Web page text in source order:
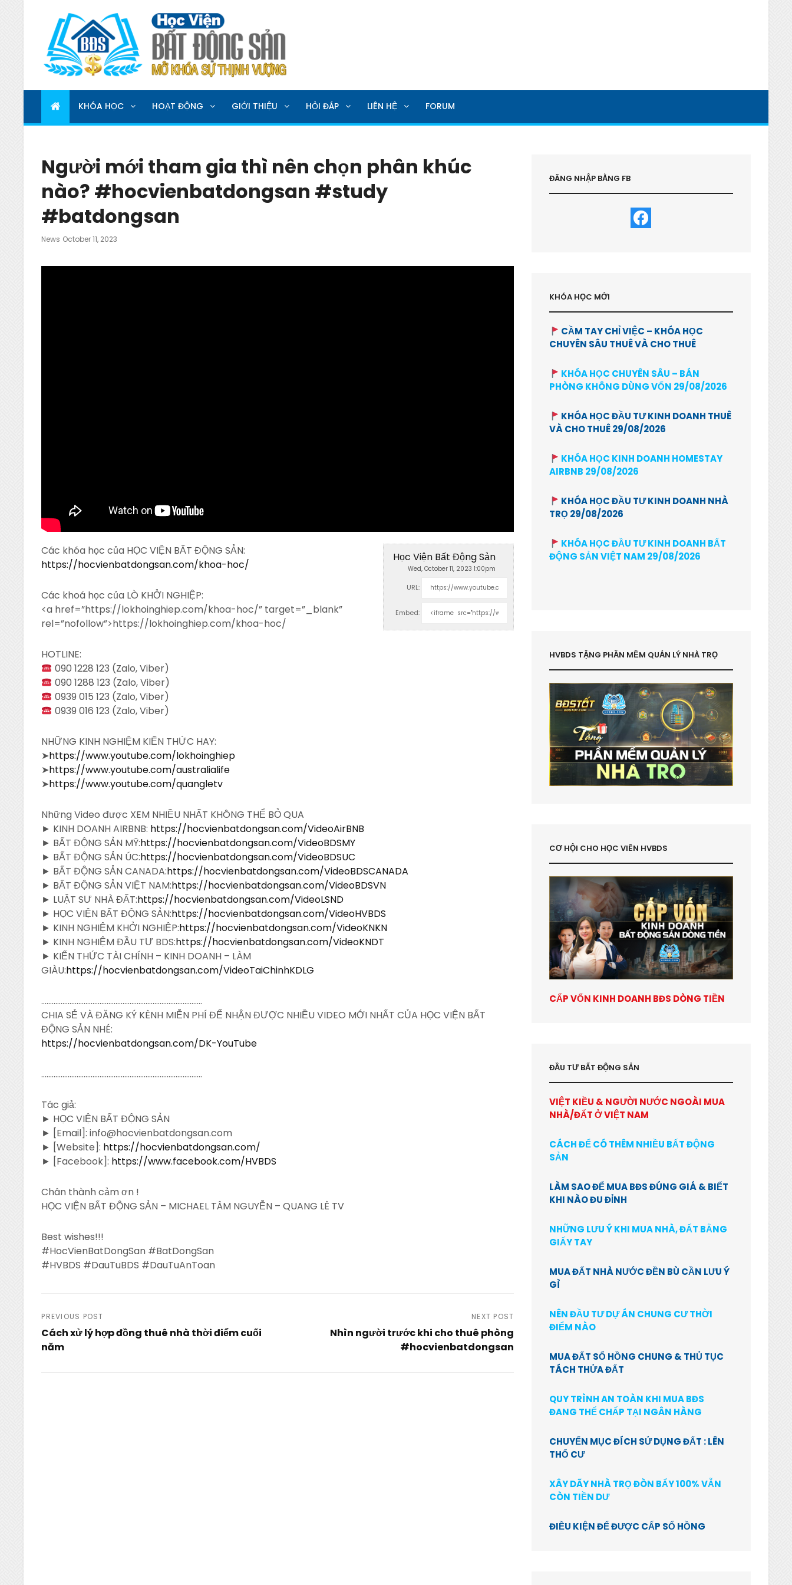
HỌC VIỆN BẤT ĐỘNG SẢN
MỞ KHOÁ SỰ THỊNH VƯỢNG
KHÓA HỌC HOẠT ĐỘNG GIỚI THIỆU HỎI ĐÁP LIÊN HỆ FORUM
Người mới tham gia thì nên chọn phân khúc
nào? #hocvienbatdongsan #study
#batdongsan
News Posted
October 11, 2023
Học Viện Bất Động Sản
Wed, October 11, 2023 1:00pm
URL:
Embed:
Các khóa học của HỌC VIỆN BẤT ĐỘNG SẢN:
https://hocvienbatdongsan.com/khoa-hoc/
Các khoá học của LÒ KHỞI NGHIỆP:
<a href=”https://lokhoinghiep.com/khoa-hoc/” target=”_blank”
rel=”nofollow”>https://lokhoinghiep.com/khoa-hoc/
HOTLINE:
090 1228 123 (Zalo, Viber)
090 1288 123 (Zalo, Viber)
0939 015 123 (Zalo, Viber)
0939 016 123 (Zalo, Viber)
NHỮNG KINH NGHIỆM KIẾN THỨC HAY:
➤https://www.youtube.com/lokhoinghiep
➤https://www.youtube.com/australialife
➤https://www.youtube.com/quangletv
Những Video được XEM NHIỀU NHẤT KHÔNG THỂ BỎ QUA
► KINH DOANH AIRBNB: https://hocvienbatdongsan.com/VideoAirBNB
► BẤT ĐỘNG SẢN MỸ:https://hocvienbatdongsan.com/VideoBDSMY
► BẤT ĐỘNG SẢN ÚC:https://hocvienbatdongsan.com/VideoBDSUC
► BẤT ĐỘNG SẢN CANADA:https://hocvienbatdongsan.com/VideoBDSCANADA
► BẤT ĐỘNG SẢN VIỆT NAM:https://hocvienbatdongsan.com/VideoBDSVN
► LUẬT SƯ NHÀ ĐẤT:https://hocvienbatdongsan.com/VideoLSND
► HỌC VIỆN BẤT ĐỘNG SẢN:https://hocvienbatdongsan.com/VideoHVBDS
► KINH NGHIỆM KHỞI NGHIỆP:https://hocvienbatdongsan.com/VideoKNKN
► KINH NGHIỆM ĐẦU TƯ BDS:https://hocvienbatdongsan.com/VideoKNDT
► KIẾN THỨC TÀI CHÍNH – KINH DOANH – LÀM
GIÀU:https://hocvienbatdongsan.com/VideoTaiChinhKDLG
……………………………………………………………………………….
CHIA SẺ VÀ ĐĂNG KÝ KÊNH MIỄN PHÍ ĐỂ NHẬN ĐƯỢC NHIỀU VIDEO MỚI NHẤT CỦA HỌC VIỆN BẤT
ĐỘNG SẢN NHÉ:
https://hocvienbatdongsan.com/DK-YouTube
……………………………………………………………………………….
Tác giả:
► HỌC VIỆN BẤT ĐỘNG SẢN
► [Email]: info@hocvienbatdongsan.com
► [Website]: https://hocvienbatdongsan.com/
► [Facebook]: https://www.facebook.com/HVBDS
Chân thành cảm ơn !
HỌC VIỆN BẤT ĐỘNG SẢN – MICHAEL TÂM NGUYỄN – QUANG LÊ TV
Best wishes!!!
#HocVienBatDongSan #BatDongSan
#HVBDS #DauTuBDS #DauTuAnToan
Post
navigation
PREVIOUS POST
Cách xử lý hợp đồng thuê nhà thời điểm cuối
năm
NEXT POST
Nhìn người trước khi cho thuê phòng
#hocvienbatdongsan
ĐĂNG NHẬP BẰNG FB
KHÓA HỌC MỚI
CẦM TAY CHỈ VIỆC – KHÓA HỌC
CHUYÊN SÂU THUÊ VÀ CHO THUÊ
KHÓA HỌC CHUYÊN SÂU – BÁN
PHÒNG KHÔNG DÙNG VỐN 29/08/2026
KHÓA HỌC ĐẦU TƯ KINH DOANH THUÊ
VÀ CHO THUÊ 29/08/2026
KHÓA HỌC KINH DOANH HOMESTAY
AIRBNB 29/08/2026
KHÓA HỌC ĐẦU TƯ KINH DOANH NHÀ
TRỌ 29/08/2026
KHÓA HỌC ĐẦU TƯ KINH DOANH BẤT
ĐỘNG SẢN VIỆT NAM 29/08/2026
HVBDS TẶNG PHẦN MỀM QUẢN LÝ NHÀ TRỌ
CƠ HỘI CHO HỌC VIÊN HVBDS
CẤP VỐN KINH DOANH BĐS DÒNG TIỀN
ĐẦU TƯ BẤT ĐỘNG SẢN
VIỆT KIỀU & NGƯỜI NƯỚC NGOÀI MUA
NHÀ/ĐẤT Ở VIỆT NAM
CÁCH ĐỂ CÓ THÊM NHIỀU BẤT ĐỘNG
SẢN
LÀM SAO ĐỂ MUA BĐS ĐÚNG GIÁ & BIẾT
KHI NÀO ĐU ĐỈNH
NHỮNG LƯU Ý KHI MUA NHÀ, ĐẤT BẰNG
GIẤY TAY
MUA ĐẤT NHÀ NƯỚC ĐỀN BÙ CẦN LƯU Ý
GÌ
NÊN ĐẦU TƯ DỰ ÁN CHUNG CƯ THỜI
ĐIỂM NÀO
MUA ĐẤT SỔ HỒNG CHUNG & THỦ TỤC
TÁCH THỬA ĐẤT
QUY TRÌNH AN TOÀN KHI MUA BĐS
ĐANG THẾ CHẤP TẠI NGÂN HÀNG
CHUYỂN MỤC ĐÍCH SỬ DỤNG ĐẤT : LÊN
THỔ CƯ
XÂY DÃY NHÀ TRỌ ĐÒN BẨY 100% VẪN
CÒN TIỀN DƯ
ĐIỀU KIỆN ĐỂ ĐƯỢC CẤP SỔ HỒNG